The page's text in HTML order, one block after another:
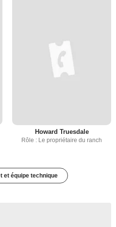
Howard Truesdale
Rôle : Le propriétaire du ranch
et équipe technique